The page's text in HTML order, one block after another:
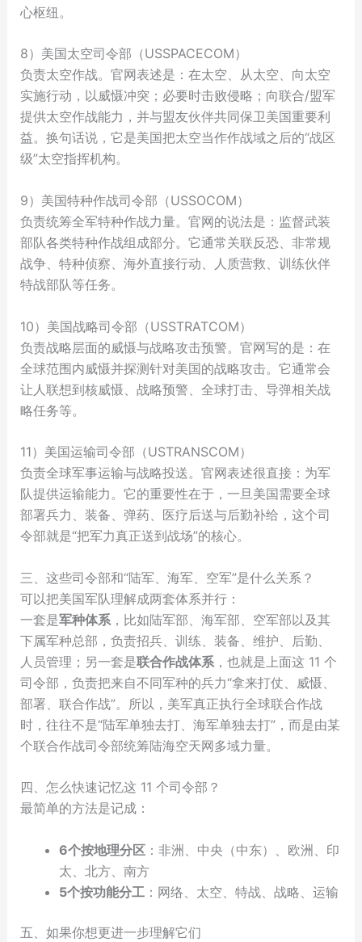
心枢纽。
8）美国太空司令部（USSPACECOM）
负责太空作战。官网表述是：在太空、从太空、向太空
实施行动，以威慑冲突；必要时击败侵略；向联合/盟军
提供太空作战能力，并与盟友伙伴共同保卫美国重要利
益。换句话说，它是美国把太空当作作战域之后的“战区
级”太空指挥机构。
9）美国特种作战司令部（USSOCOM）
负责统筹全军特种作战力量。官网的说法是：监督武装
部队各类特种作战组成部分。它通常关联反恐、非常规
战争、特种侦察、海外直接行动、人质营救、训练伙伴
特战部队等任务。
10）美国战略司令部（USSTRATCOM）
负责战略层面的威慑与战略攻击预警。官网写的是：在
全球范围内威慑并探测针对美国的战略攻击。它通常会
让人联想到核威慑、战略预警、全球打击、导弹相关战
略任务等。
11）美国运输司令部（USTRANSCOM）
负责全球军事运输与战略投送。官网表述很直接：为军
队提供运输能力。它的重要性在于，一旦美国需要全球
部署兵力、装备、弹药、医疗后送与后勤补给，这个司
令部就是“把军力真正送到战场”的核心。
三、这些司令部和“陆军、海军、空军”是什么关系？
可以把美国军队理解成两套体系并行：
一套是军种体系，比如陆军部、海军部、空军部以及其
下属军种总部，负责招兵、训练、装备、维护、后勤、
人员管理；另一套是联合作战体系，也就是上面这 11 个
司令部，负责把来自不同军种的兵力“拿来打仗、威慑、
部署、联合作战”。所以，美军真正执行全球联合作战
时，往往不是“陆军单独去打、海军单独去打”，而是由某
个联合作战司令部统筹陆海空天网多域力量。
四、怎么快速记忆这 11 个司令部？
最简单的方法是记成：
6个按地理分区：非洲、中央（中东）、欧洲、印
太、北方、南方
5个按功能分工：网络、太空、特战、战略、运输
五、如果你想更进一步理解它们